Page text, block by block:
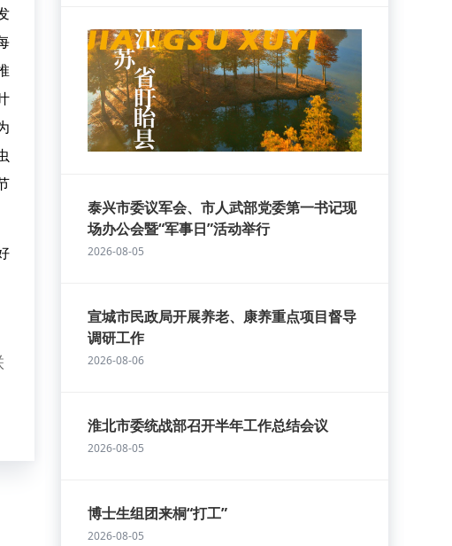
泰兴市委议军会、市人武部党委第一书记现
场办公会暨“军事日”活动举行
2026-08-05
宣城市民政局开展养老、康养重点项目督导
调研工作
2026-08-06
淮北市委统战部召开半年工作总结会议
2026-08-05
博士生组团来桐“打工”
2026-08-05